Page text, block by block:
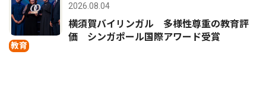
教育
2026.08.04
横須賀バイリンガル 多様性尊重の教育評
価 シンガポール国際アワード受賞